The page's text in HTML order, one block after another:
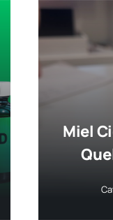
Miel